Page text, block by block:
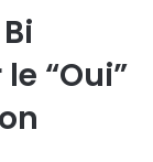
“Oui”